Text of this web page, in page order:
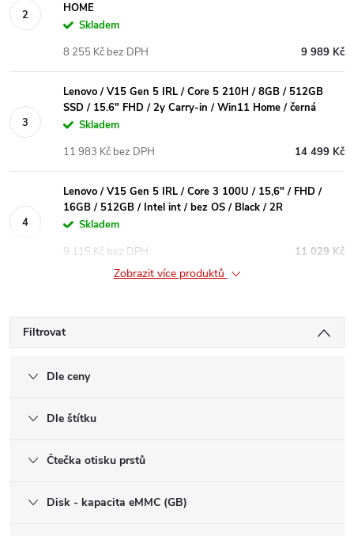
HOME
Skladem
9 989 Kč
8 255 Kč bez DPH
Lenovo / V15 Gen 5 IRL / Core 5 210H / 8GB / 512GB
SSD / 15.6" FHD / 2y Carry-in / Win11 Home / černá
Skladem
14 499 Kč
11 983 Kč bez DPH
Lenovo / V15 Gen 5 IRL / Core 3 100U / 15,6" / FHD /
16GB / 512GB / Intel int / bez OS / Black / 2R
Skladem
11 029 Kč
9 115 Kč bez DPH
Zobrazit více produktů
Filtrovat
Dle ceny
Dle štítku
Čtečka otisku prstů
Disk - kapacita eMMC (GB)